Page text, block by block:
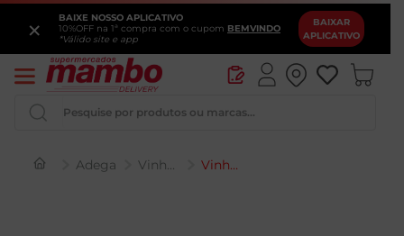
BAIXE NOSSO APLICATIVO
10%OFF na 1ª compra com o cupom BEMVINDO
*Válido site e app
BAIXAR
APLICATIVO
×
Pesquise por produtos ou marcas...
Adega Vinho Rosé Vinho Rosé Francês